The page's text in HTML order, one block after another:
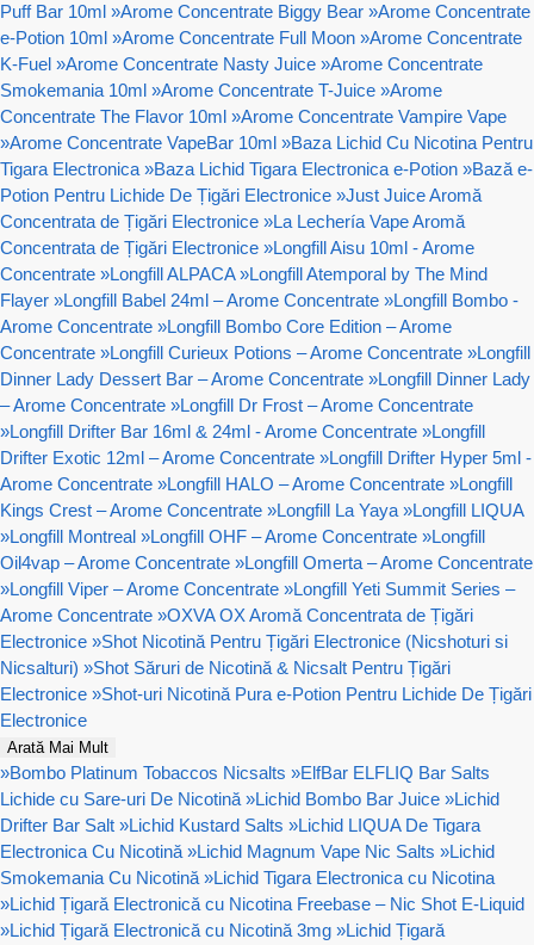
Puff Bar 10ml »Arome Concentrate Biggy Bear »Arome Concentrate
e-Potion 10ml »Arome Concentrate Full Moon »Arome Concentrate
K-Fuel »Arome Concentrate Nasty Juice »Arome Concentrate
Smokemania 10ml »Arome Concentrate T-Juice »Arome
Concentrate The Flavor 10ml »Arome Concentrate Vampire Vape
»Arome Concentrate VapeBar 10ml »Baza Lichid Cu Nicotina Pentru
Tigara Electronica »Baza Lichid Tigara Electronica e-Potion »Bază e-
Potion Pentru Lichide De Țigări Electronice »Just Juice Aromă
Concentrata de Țigări Electronice »La Lechería Vape Aromă
Concentrata de Țigări Electronice »Longfill Aisu 10ml - Arome
Concentrate »Longfill ALPACA »Longfill Atemporal by The Mind
Flayer »Longfill Babel 24ml – Arome Concentrate »Longfill Bombo -
Arome Concentrate »Longfill Bombo Core Edition – Arome
Concentrate »Longfill Curieux Potions – Arome Concentrate »Longfill
Dinner Lady Dessert Bar – Arome Concentrate »Longfill Dinner Lady
– Arome Concentrate »Longfill Dr Frost – Arome Concentrate
»Longfill Drifter Bar 16ml & 24ml - Arome Concentrate »Longfill
Drifter Exotic 12ml – Arome Concentrate »Longfill Drifter Hyper 5ml -
Arome Concentrate »Longfill HALO – Arome Concentrate »Longfill
Kings Crest – Arome Concentrate »Longfill La Yaya »Longfill LIQUA
»Longfill Montreal »Longfill OHF – Arome Concentrate »Longfill
Oil4vap – Arome Concentrate »Longfill Omerta – Arome Concentrate
»Longfill Viper – Arome Concentrate »Longfill Yeti Summit Series –
Arome Concentrate »OXVA OX Aromă Concentrata de Țigări
Electronice »Shot Nicotină Pentru Țigări Electronice (Nicshoturi si
Nicsalturi) »Shot Săruri de Nicotină & Nicsalt Pentru Țigări
Electronice »Shot-uri Nicotină Pura e-Potion Pentru Lichide De Țigări
Electronice
Arată Mai Mult
»Bombo Platinum Tobaccos Nicsalts »ElfBar ELFLIQ Bar Salts
Lichide cu Sare-uri De Nicotină »Lichid Bombo Bar Juice »Lichid
Drifter Bar Salt »Lichid Kustard Salts »Lichid LIQUA De Tigara
Electronica Cu Nicotină »Lichid Magnum Vape Nic Salts »Lichid
Smokemania Cu Nicotină »Lichid Tigara Electronica cu Nicotina
»Lichid Țigară Electronică cu Nicotina Freebase – Nic Shot E-Liquid
»Lichid Țigară Electronică cu Nicotină 3mg »Lichid Țigară